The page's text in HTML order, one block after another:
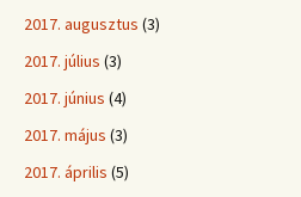
2017. augusztus (3)
2017. július (3)
2017. június (4)
2017. május (3)
2017. április (5)